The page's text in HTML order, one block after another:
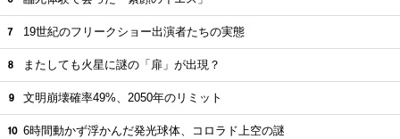
19世紀のフリークショー出演者たちの実態
またしても火星に謎の「扉」が出現？
文明崩壊確率49%、2050年のリミット
6時間動かず浮かんだ発光球体、コロラド上空の謎